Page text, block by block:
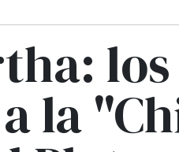
la